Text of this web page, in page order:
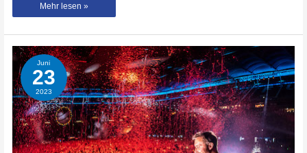
I
Hamburger
–
15.12.23
Mehr lesen »
Juni
23
2023